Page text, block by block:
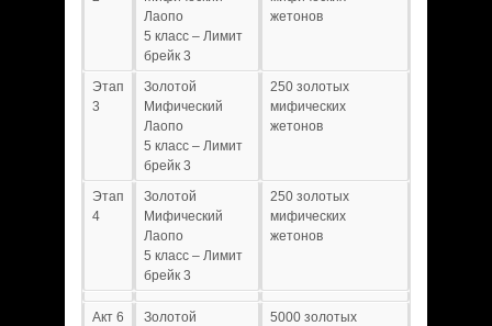
Лаопо
5 класс – Лимит
брейк 3
жетонов
Этап
3
Золотой
Мифический
Лаопо
5 класс – Лимит
брейк 3
250 золотых
мифических
жетонов
Этап
4
Золотой
Мифический
Лаопо
5 класс – Лимит
брейк 3
250 золотых
мифических
жетонов
Акт 6
Золотой
5000 золотых